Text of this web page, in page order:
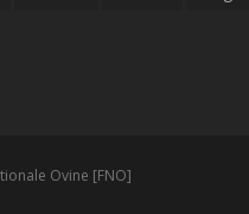
Ovine [FNO]